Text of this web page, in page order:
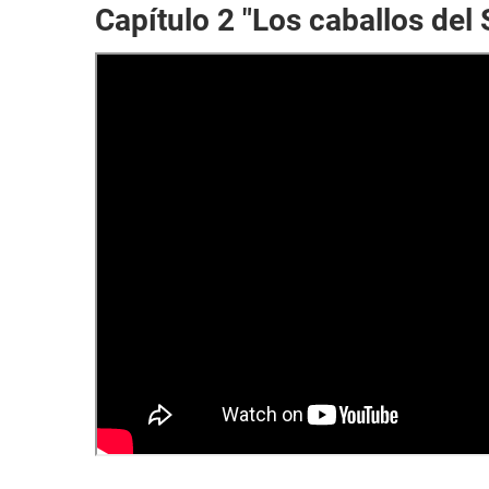
Capítulo 2 "Los caballos del